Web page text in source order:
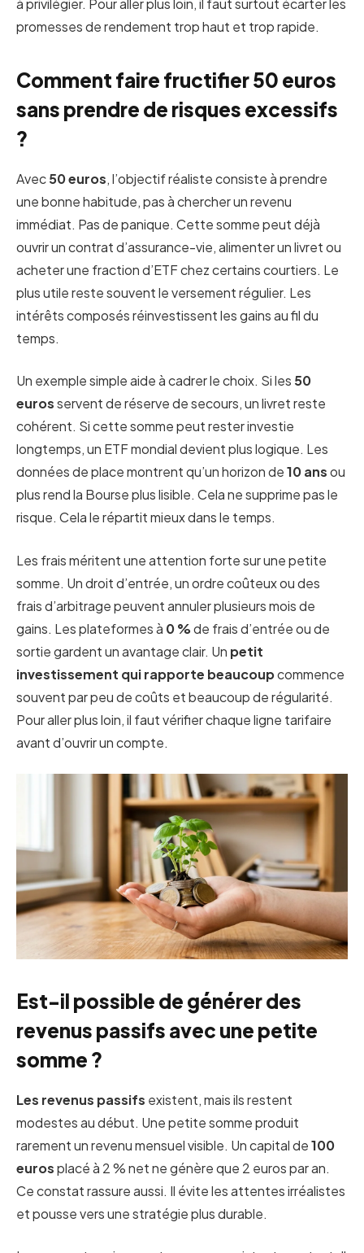
à privilégier. Pour aller plus loin, il faut surtout écarter les
promesses de rendement trop haut et trop rapide.
Comment faire fructifier 50 euros
sans prendre de risques excessifs
?
Avec50 euros, l’objectif réaliste consiste à prendre
une bonne habitude, pas à chercher un revenu
immédiat. Pas de panique. Cette somme peut déjà
ouvrir un contrat d’assurance-vie, alimenter un livret ou
acheter une fraction d’ETF chez certains courtiers. Le
plus utile reste souvent le versement régulier. Les
intérêts composés réinvestissent les gains au fil du
temps.
Un exemple simple aide à cadrer le choix. Si les 50
eurosservent de réserve de secours, un livret reste
cohérent. Si cette somme peut rester investie
longtemps, un ETF mondial devient plus logique. Les
données de place montrent qu’un horizon de10 ansou
plus rend la Bourse plus lisible. Cela ne supprime pas le
risque. Cela le répartit mieux dans le temps.
Les frais méritent une attention forte sur une petite
somme. Un droit d’entrée, un ordre coûteux ou des
frais d’arbitrage peuvent annuler plusieurs mois de
gains. Les plateformes à 0 %de frais d’entrée ou de
sortie gardent un avantage clair. Un petit
investissement qui rapporte beaucoupcommence
souvent par peu de coûts et beaucoup de régularité.
Pour aller plus loin, il faut vérifier chaque ligne tarifaire
avant d’ouvrir un compte.
Est-il possible de générer des
revenus passifs avec une petite
somme ?
Les revenus passifs existent, mais ils restent
modestes au début. Une petite somme produit
rarement un revenu mensuel visible. Un capital de100
eurosplacé à 2 % net ne génère que 2 euros par an.
Ce constat rassure aussi. Il évite les attentes irréalistes
et pousse vers une stratégie plus durable.